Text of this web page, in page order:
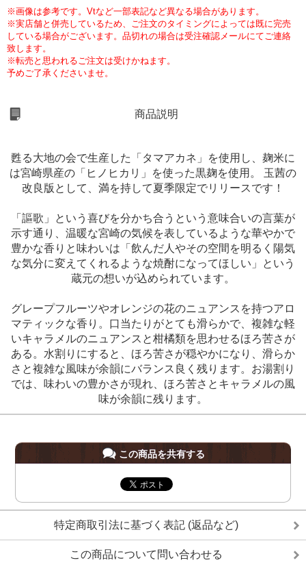
※画像は参考です。Vtなど一部表記など異なる場合があります。
※実店舗と併売しているため、ご注文のタイミングによっては既に完売
している場合がございます。品切れの場合は受注確認メールにてご連絡
致します。
※転売と思われるご注文は受けかねます。
予めご了承くださいませ。
商品説明
甦る大地の会で生産した「タマアカネ」を使用し、麹米に
は宮崎県産の「ヒノヒカリ」を使った黒麹を使用。 玉茜の
改良版として、満を持して夏季限定でリリースです！
「謳歌」という喜びを分かち合うという意味合いの言葉が
示す通り、温暖な宮崎の気候を表しているような華やかで
豊かな香りと味わいは「飲んだ人やその空間を明るく陽気
な気分に変えてくれるような焼酎になってほしい」という
蔵元の想いが込められています。
グレープフルーツやオレンジの花のニュアンスを持つアロ
マティックな香り。口当たりがとても滑らかで、複雑な軽
いキャラメルのニュアンスと柑橘類を思わせるほろ苦さが
ある。水割りにすると、ほろ苦さが穏やかになり、滑らか
さと複雑な風味が余韻にバランス良く残ります。お湯割り
では、味わいの豊かさが現れ、ほろ苦さとキャラメルの風
味が余韻に残ります。
この商品を共有する
特定商取引法に基づく表記 (返品など)
この商品について問い合わせる